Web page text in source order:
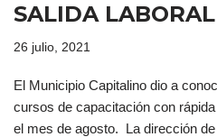
SALIDA LABORAL
26 julio, 2021
El Municipio Capitalino dio a
cursos de capacitación con
el mes de agosto. La dirección